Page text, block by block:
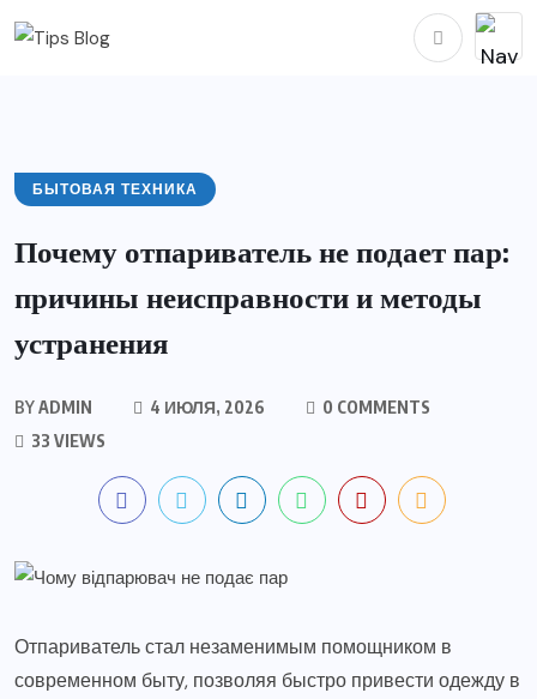
БЫТОВАЯ ТЕХНИКА
Почему отпариватель не подает пар:
причины неисправности и методы
устранения
BYADMIN 4 ИЮЛЯ, 2026
0 COMMENTS
33 VIEWS
Отпариватель стал незаменимым помощником в
современном быту, позволяя быстро привести одежду в